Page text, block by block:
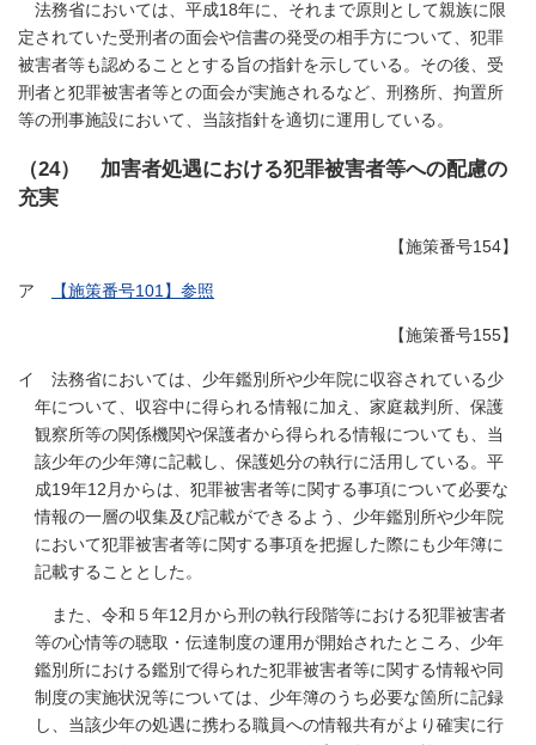
法務省においては、平成18年に、それまで原則として親族に限
定されていた受刑者の面会や信書の発受の相手方について、犯罪
被害者等も認めることとする旨の指針を示している。その後、受
刑者と犯罪被害者等との面会が実施されるなど、刑務所、拘置所
等の刑事施設において、当該指針を適切に運用している。
（24） 加害者処遇における犯罪被害者等への配慮の
充実
【施策番号154】
ア 【施策番号101】参照
【施策番号155】
イ 法務省においては、少年鑑別所や少年院に収容されている少
年について、収容中に得られる情報に加え、家庭裁判所、保護
観察所等の関係機関や保護者から得られる情報についても、当
該少年の少年簿に記載し、保護処分の執行に活用している。平
成19年12月からは、犯罪被害者等に関する事項について必要な
情報の一層の収集及び記載ができるよう、少年鑑別所や少年院
において犯罪被害者等に関する事項を把握した際にも少年簿に
記載することとした。
また、令和５年12月から刑の執行段階等における犯罪被害者
等の心情等の聴取・伝達制度の運用が開始されたところ、少年
鑑別所における鑑別で得られた犯罪被害者等に関する情報や同
制度の実施状況等については、少年簿のうち必要な箇所に記録
し、当該少年の処遇に携わる職員への情報共有がより確実に行